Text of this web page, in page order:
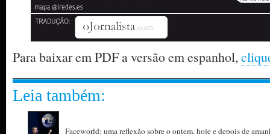
Para baixar em PDF a versão em espanhol,
Leia também:
Faceworld: uma reflexão sobre o ontem, hoje e depois de